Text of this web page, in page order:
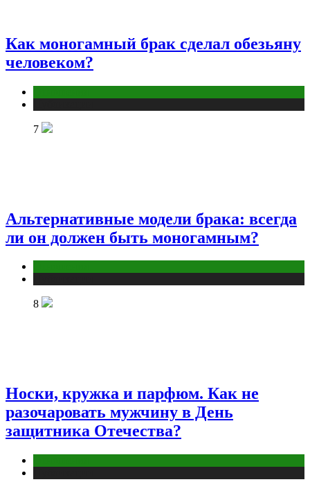
Как моногамный брак сделал обезьяну
человеком?
7
Альтернативные модели брака: всегда
ли он должен быть моногамным?
8
Носки, кружка и парфюм. Как не
разочаровать мужчину в День
защитника Отечества?